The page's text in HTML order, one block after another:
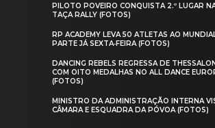
PILOTO POVEIRO CONQUISTA 2.º LUGAR
TAÇA RALLY (FOTOS)
RP ACADEMY LEVA 50 ATLETAS AO
PARTE JÁ SEXTA‑FEIRA (FOTOS)
DANCING REBELS REGRESSA DE
COM OITO MEDALHAS NO ALL DANCE
(FOTOS)
MINISTRO DA ADMINISTRAÇÃO INTERNA
CÂMARA E ESQUADRA DA PÓVOA (FOTOS)